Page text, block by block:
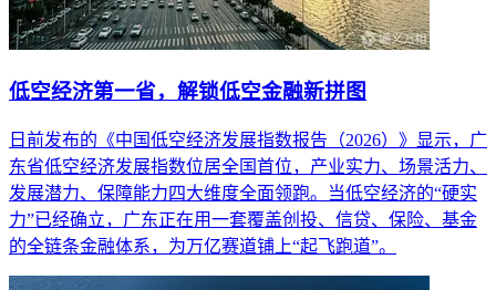
低空经济第一省，解锁低空金融新拼图
日前发布的《中国低空经济发展指数报告（2026）》显示，广
东省低空经济发展指数位居全国首位，产业实力、场景活力、
发展潜力、保障能力四大维度全面领跑。当低空经济的“硬实
力”已经确立，广东正在用一套覆盖创投、信贷、保险、基金
的全链条金融体系，为万亿赛道铺上“起飞跑道”。